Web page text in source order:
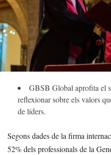
GBSB Global aprofita el
reflexionar sobre els valors
de líders.
Segons dades de la firma
52% dels professionals de la